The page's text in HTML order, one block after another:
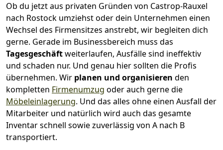
Ob du jetzt aus privaten Gründen von Castrop-Rauxel
nach Rostock umziehst oder dein Unternehmen einen
Wechsel des Firmensitzes anstrebt, wir begleiten dich
gerne. Gerade im Businessbereich muss das
Tagesgeschäftweiterlaufen, Ausfälle sind ineffektiv
und schaden nur. Und genau hier sollten die Profis
übernehmen. Wir planen und organisieren den
kompletten Firmenumzug oder auch gerne die
Möbeleinlagerung. Und das alles ohne einen Ausfall der
Mitarbeiter und natürlich wird auch das gesamte
Inventar schnell sowie zuverlässig von A nach B
transportiert.